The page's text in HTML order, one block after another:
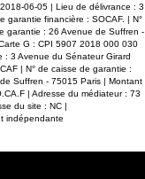
06-05 | Lieu de délivrance : 3
garantie financière : SOCAF. | N°
garantie : 26 Avenue de Suffren -
G : CPI 5907 2018 000 030
3 Avenue du Sénateur Girard
| N° de caisse de garantie :
Suffren - 75015 Paris | Montant
| Adresse du médiateur : 73
du site : NC |
indépendante